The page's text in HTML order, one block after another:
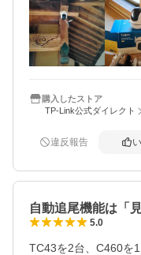
餌になるような物は
・４/１午後16時前に
せず草を食べる様子が
※レビューにあげた
れますが、実際はも
昼間
・烏に反応
・郵便局配達員さん
たまに車高が高いト
購入したストア
TP-Link公式ダイレクト
違反報告
自動追尾機能は「
5.0
TC43を2台、C460を